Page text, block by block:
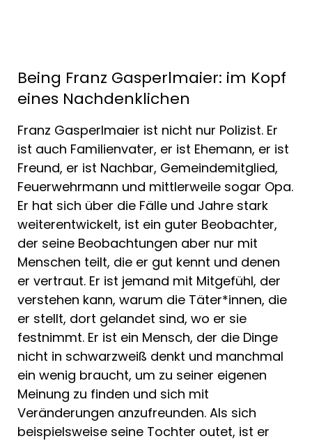
Being Franz Gasperlmaier: im Kopf
eines Nachdenklichen
Franz Gasperlmaier ist nicht nur Polizist. Er
ist auch Familienvater, er ist Ehemann, er ist
Freund, er ist Nachbar, Gemeindemitglied,
Feuerwehrmann und mittlerweile sogar Opa.
Er hat sich über die Fälle und Jahre stark
weiterentwickelt, ist ein guter Beobachter,
der seine Beobachtungen aber nur mit
Menschen teilt, die er gut kennt und denen
er vertraut. Er ist jemand mit Mitgefühl, der
verstehen kann, warum die Täter*innen, die
er stellt, dort gelandet sind, wo er sie
festnimmt. Er ist ein Mensch, der die Dinge
nicht in schwarzweiß denkt und manchmal
ein wenig braucht, um zu seiner eigenen
Meinung zu finden und sich mit
Veränderungen anzufreunden. Als sich
beispielsweise seine Tochter outet, ist er